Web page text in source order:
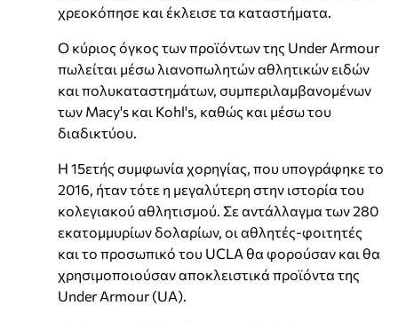
χρεοκόπησε και έκλεισε τα καταστήματα.
Ο κύριος όγκος των προϊόντων της Under Armour
πωλείται μέσω λιανοπωλητών αθλητικών ειδών
και πολυκαταστημάτων, συμπεριλαμβανομένων
των Macy's και Kohl's, καθώς και μέσω του
διαδικτύου.
Η 15ετής συμφωνία χορηγίας, που υπογράφηκε το
2016, ήταν τότε η μεγαλύτερη στην ιστορία του
κολεγιακού αθλητισμού. Σε αντάλλαγμα των 280
εκατομμυρίων δολαρίων, οι αθλητές-φοιτητές
και το προσωπικό του UCLA θα φορούσαν και θα
χρησιμοποιούσαν αποκλειστικά προϊόντα της
Under Armour (UA).